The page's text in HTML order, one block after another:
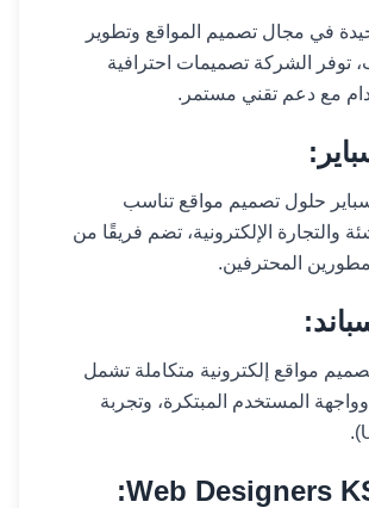
في مجال تصميم المواقع وتطوير
توفر الشركة تصميمات احترافية
مع دعم تقني مستمر.
حلول تصميم مواقع تناسب
والتجارة الإلكترونية، تضم فريقًا من
المحترفين.
مواقع إلكترونية متكاملة تشمل
المستخدم المبتكرة، وتجربة